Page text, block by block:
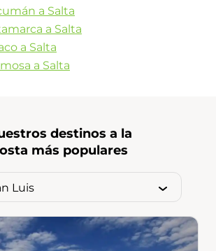
a Salta
a Salta
a Salta
a Salta
destinos a la
más populares